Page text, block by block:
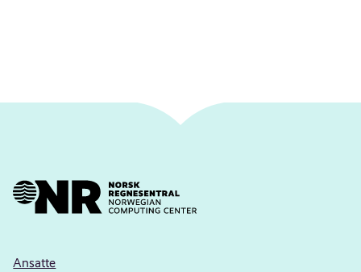
Ansatte